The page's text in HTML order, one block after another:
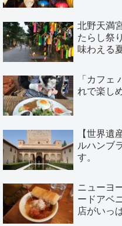
北野天満
たらし祭
味わえる
「カフェ
れで楽し
【世界遺
ルハンブ
す。
ニューヨ
ードアベ
店がいっ